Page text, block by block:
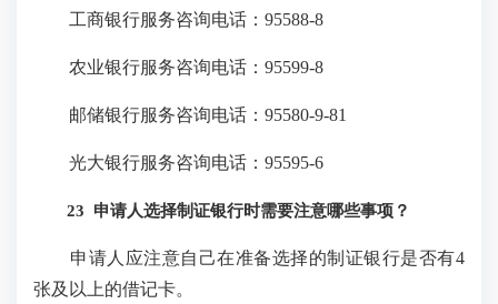
工商银行服务咨询电话：95588-8
农业银行服务咨询电话：95599-8
邮储银行服务咨询电话：95580-9-81
光大银行服务咨询电话：95595-6
23 申请人选择制证银行时需要注意哪些事项？
申请人应注意自己在准备选择的制证银行是否有4
张及以上的借记卡。